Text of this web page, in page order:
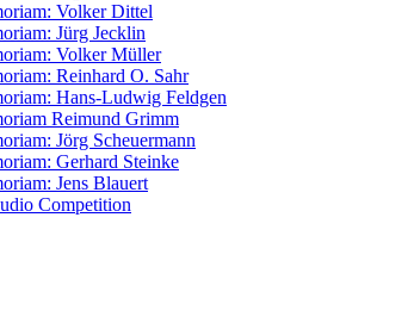
Volker Dittel
Jürg Jecklin
Volker Müller
Reinhard O. Sahr
Hans-Ludwig Feldgen
Reimund Grimm
Jörg Scheuermann
Gerhard Steinke
Jens Blauert
Competition